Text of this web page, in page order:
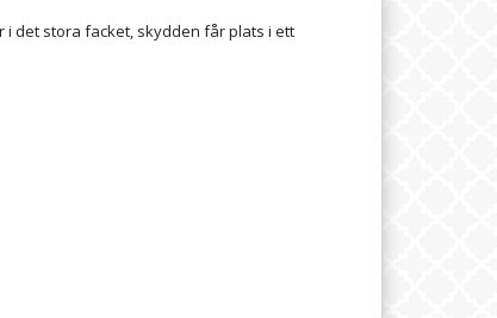
i det stora facket, skydden får plats i ett